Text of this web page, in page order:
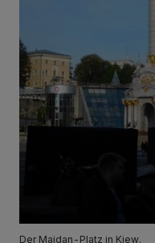
Der Maidan-Platz in Kiew.